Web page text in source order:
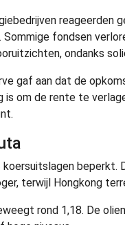
reageerden
fondsen
ondanks
gaf aan dat de
is om de rente te
koersuitslagen beperkt.
terwijl Hongkong
rond 1,18. De